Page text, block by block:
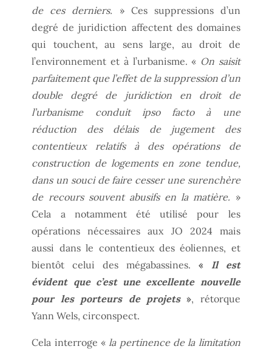
de ces derniers. » Ces suppressions d’un
degré de juridiction affectent des domaines
qui touchent, au sens large, au droit de
l’environnement et à l’urbanisme. « On saisit
parfaitement que l’effet de la suppression d’un
double degré de juridiction en droit de
l’urbanisme conduit ipso facto à une
réduction des délais de jugement des
contentieux relatifs à des opérations de
construction de logements en zone tendue,
dans un souci de faire cesser une surenchère
de recours souvent abusifs en la matière. »
Cela a notamment été utilisé pour les
opérations nécessaires aux JO 2024 mais
aussi dans le contentieux des éoliennes, et
bientôt celui des mégabassines. « Il est
évident que c’est une excellente nouvelle
pour les porteurs de projets», rétorque
Yann Wels, circonspect.
Cela interroge « la pertinence de la limitation